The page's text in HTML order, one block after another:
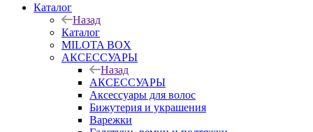
Каталог
Назад
Каталог
MILOTA BOX
АКСЕССУАРЫ
Назад
АКСЕССУАРЫ
Аксессуары для волос
Бижутерия и украшения
Варежки